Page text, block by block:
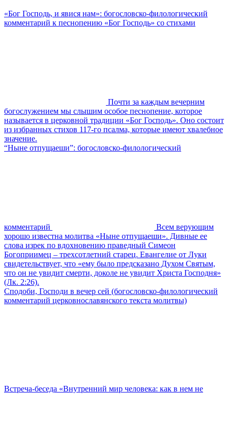
«Бог Господь, и явися нам»: богословско-филологический
комментарий к песнопению «Бог Господь» со стихами
Почти за каждым вечерним
богослужением мы слышим особое песнопение, которое
называется в церковной традиции «Бог Господь». Оно состоит
из избранных стихов 117-го псалма, которые имеют хвалебное
значение.
“Ныне отпущаеши”: богословско-филологический
комментарий
Всем верующим
хорошо известна молитва «Ныне отпущаеши». Дивные ее
слова изрек по вдохновению праведный Симеон
Богоприимец – трехсотлетний старец. Евангелие от Луки
свидетельствует, что «ему было предсказано Духом Святым,
что он не увидит смерти, доколе не увидит Христа Господня»
(Лк. 2:26).
Сподоби, Господи в вечер сей (богословско-филологический
комментарий церковнославянского текста молитвы)
Встреча-беседа «Внутренний мир человека: как в нем не